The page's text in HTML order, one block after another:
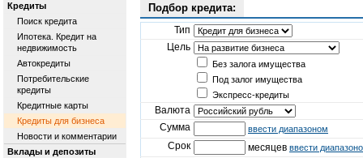
Кредиты
Поиск кредита
Ипотека. Кредит на
недвижимость
Автокредиты
Потребительские
кредиты
Кредитные карты
Кредиты для бизнеса
Новости и комментарии
Вклады и депозиты
Подбор кредита:
Тип
Цель
Без залога имущества
Под залог имущества
Экспресс-кредиты
Валюта
Сумма
ввести диапазоном
Срок месяцев ввести